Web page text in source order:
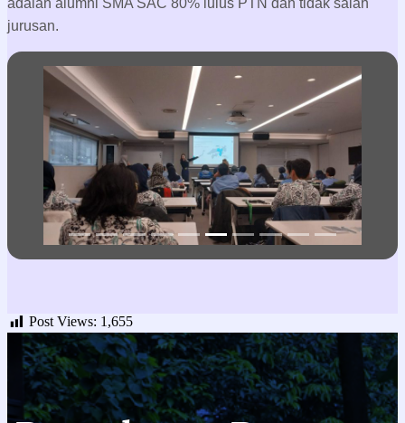
(3S3C)
Kegiatan pembelajaran outdoor melalui pendekatan media
alam yang melibatkan petualangan dan tantangan fisik serta
mental. Kegiatan ini memfasilitasi aktivitas belajar bekerja
sama, komunikasi tim, berpikir kritis, memecahkan masalah
dan kepemimpinan dengan target ketahanan fisik dan mental
siswa dalam upaya pembentukan kemandirian siswa.
Selain itu, siswa juga dipacu untuk membangun rasa
empatinya dengan melakukan kegiatan CSR ke panti atau
sekolah atau lembaga lainnya yang membutuhkan bantuan.
Talents Mapping
mengembangkan potensi, bakat, dan minat secara
sistematis. Hasil ases dari metode ini digunakan sebagai
landasan dalam analisis pemilihan tempat RLE (Real Life
Education). Program magang khas Sekolah Alam Cikeas.
Hasil positif yang kita dapatkan dari penggunakan metode ini